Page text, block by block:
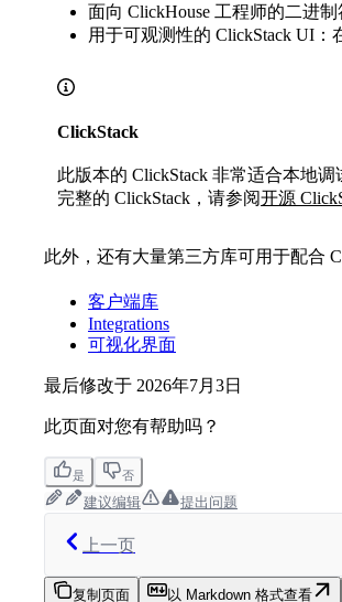
面向 ClickHouse 工程师的二进
用于可观测性的 ClickStack UI：
ClickStack
此版本的 ClickStack 非常适合本地
完整的 ClickStack，请参阅开源
此外，还有大量第三方库可用于配合
客户端库
Integrations
可视化界面
最后修改于 2026年7月3日
此页面对您有帮助吗？
是 否
建议编辑 提出问题
上一页
复制页面 以 Markdown 格式查看